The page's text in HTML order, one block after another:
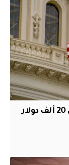
أميركا تقر سندات تأشيرات تصل إلى 20 ألف دولار